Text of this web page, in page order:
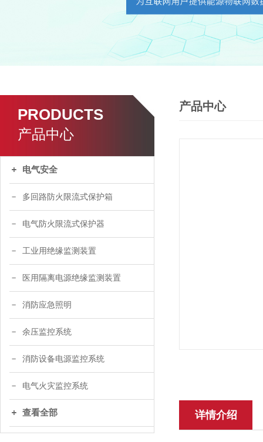
PRODUCTS
产品中心
电气安全
多回路防火限流式保护箱
电气防火限流式保护器
工业用绝缘监测装置
医用隔离电源绝缘监测装置
消防应急照明
余压监控系统
消防设备电源监控系统
电气火灾监控系统
查看全部
产品中心
详情介绍